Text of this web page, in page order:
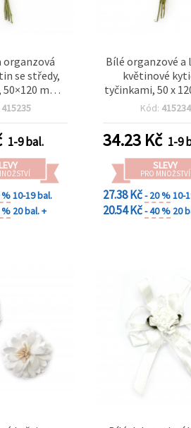
organzová
se středy,
mm –
tvoření a
415235
1-9 bal.
%10-19 bal.
% 20 bal. +
Bílé organzové a
květinové
tyčinkami, 50 x
ks – DIY
přání, scrapbooky
Kód: 415234
34.23 Kč 1-9
SLEVY
PRO MNOŽSTVÍ
27.38 Kč- 20 %10-
20.54 Kč- 40 % 20